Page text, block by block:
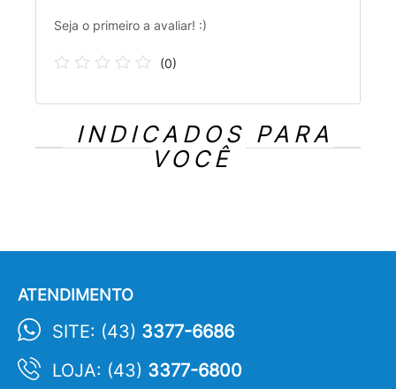
Seja o primeiro a avaliar! :)
(0)
INDICADOS PARA
VOCÊ
ATENDIMENTO
SITE: (43) 3377-6686
LOJA: (43) 3377-6800